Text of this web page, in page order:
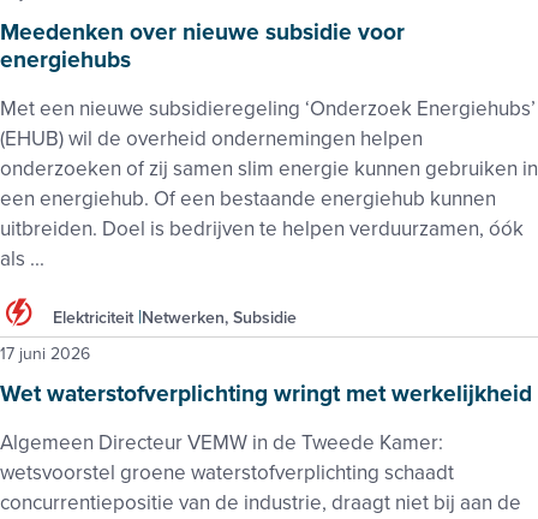
Meedenken over nieuwe subsidie voor
energiehubs
Met een nieuwe subsidieregeling ‘Onderzoek Energiehubs’
(EHUB) wil de overheid ondernemingen helpen
onderzoeken of zij samen slim energie kunnen gebruiken in
een energiehub. Of een bestaande energiehub kunnen
uitbreiden. Doel is bedrijven te helpen verduurzamen, óók
als ...
Elektriciteit Netwerken, Subsidie
Wet waterstofverplichting wringt met werkelijkheid
Algemeen Directeur VEMW in de Tweede Kamer:
wetsvoorstel groene waterstofverplichting schaadt
concurrentiepositie van de industrie, draagt niet bij aan de
17 juni 2026